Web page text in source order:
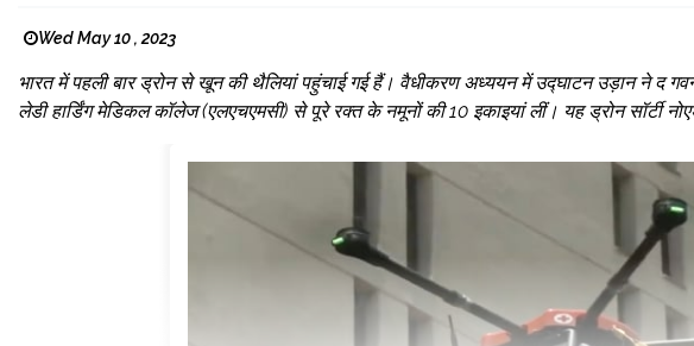
Wed May 10 , 2023
भारत में पहली बार ड्रोन से खून की थैलियां पहुंचाई गई हैं। वैधीकरण अध्ययन में उद्घाटन उड़ान ने द
लेडी हार्डिंग मेडिकल कॉलेज (एलएचएमसी) से पूरे रक्त के नमूनों की 10 इकाइयां लीं। यह ड्रोन सॉर्टी